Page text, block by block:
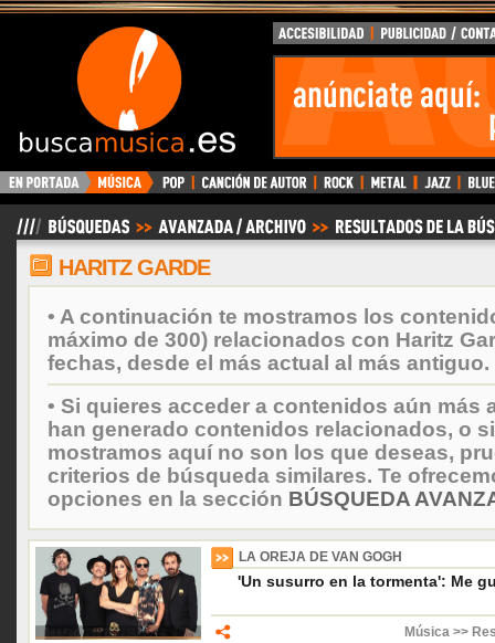
BuscaMusica.es
HARITZ GARDE
• A continuación te mostramos los
máximo de 300) relacionados con Haritz
fechas, desde el más actual al más antiguo.
• Si quieres acceder a contenidos aún más
han generado contenidos relacionados, o
mostramos aquí no son los que deseas,
criterios de búsqueda similares. Te
opciones en la sección BÚSQUEDA
LA OREJA DE VAN GOGH
'Un susurro en la tormenta': Me
Música >>